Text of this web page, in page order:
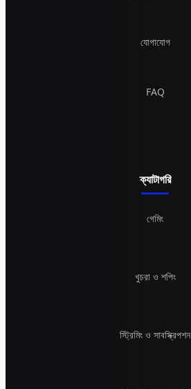
যোগাযোগ
FAQ
ক্যাটাগরি
গেমিং
খুচরা ও শপিং
স্ট্রিমিং ও সাবস্ক্রিপশন